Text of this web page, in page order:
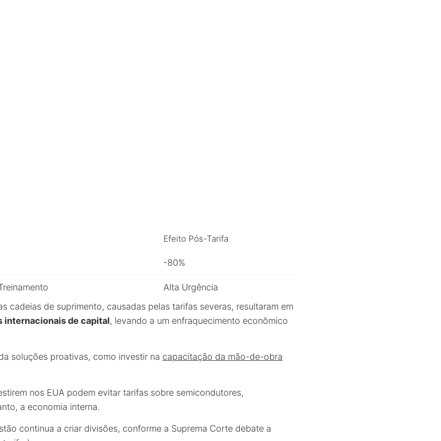
Efeito Pós-Tarifa
-80%
Alta Urgência
cadeias de suprimento, causadas pelas tarifas severas, resultaram em
internacionais de capital, levando a um enfraquecimento econômico
soluções proativas, como investir na capacitação da mão-de-obra
nos EUA podem evitar tarifas sobre semicondutores,
a economia interna.
continua a criar divisões, conforme a Suprema Corte debate a